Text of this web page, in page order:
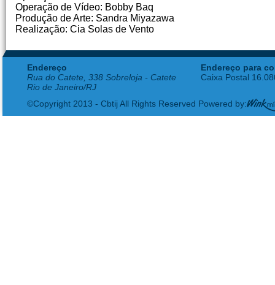
Operação de Vídeo: Bobby Baq
Produção de Arte: Sandra Miyazawa
Realização: Cia Solas de Vento
Endereço
Rua do Catete, 338 Sobreloja - Catete
Rio de Janeiro/RJ
Endereço para
Caixa Postal
©Copyright 2013 - Cbtij All Rights Reserved Powered by: